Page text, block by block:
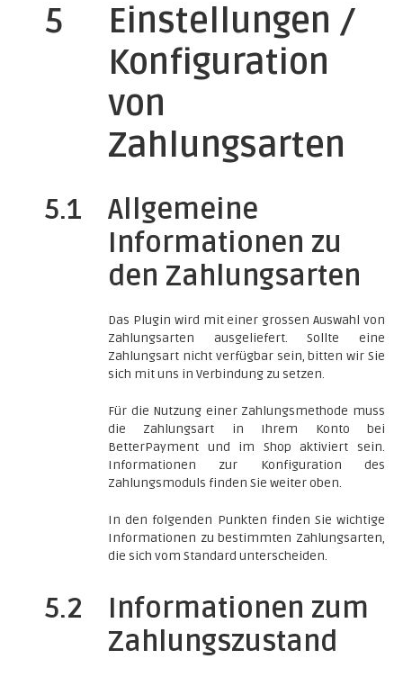
5
Einstellungen /
Konfiguration
von
Zahlungsarten
5.1
Allgemeine
Informationen zu
den Zahlungsarten
Das Plugin wird mit einer grossen Auswahl von
Zahlungsarten ausgeliefert. Sollte eine
Zahlungsart nicht verfügbar sein, bitten wir Sie
sich mit uns in Verbindung zu setzen.
Für die Nutzung einer Zahlungsmethode muss
die Zahlungsart in Ihrem Konto bei
BetterPayment und im Shop aktiviert sein.
Informationen zur Konfiguration des
Zahlungsmoduls finden Sie weiter oben.
In den folgenden Punkten finden Sie wichtige
Informationen zu bestimmten Zahlungsarten,
die sich vom Standard unterscheiden.
5.2
Informationen zum
Zahlungszustand